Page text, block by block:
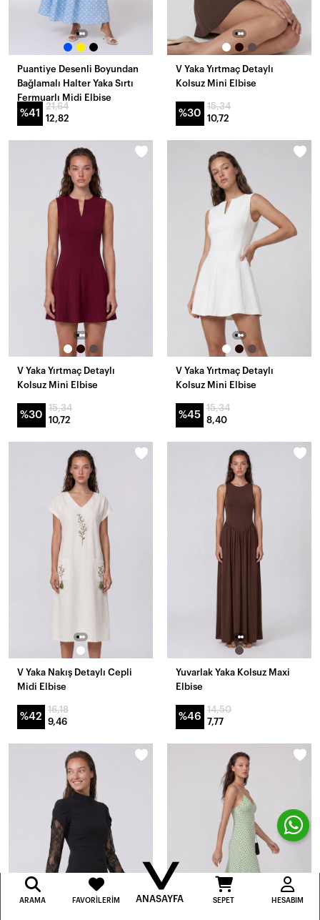
Puantiye Desenli Boyundan
Bağlamalı Halter Yaka Sırtı
Fermuarlı Midi Elbise
%41
21,64
12,82
V Yaka Yırtmaç Detaylı
Kolsuz Mini Elbise
%30
15,34
10,72
V Yaka Yırtmaç Detaylı
Kolsuz Mini Elbise
%30
15,34
10,72
V Yaka Yırtmaç Detaylı
Kolsuz Mini Elbise
%45
15,34
8,40
V Yaka Nakış Detaylı Cepli
Midi Elbise
%42
16,18
9,46
Yuvarlak Yaka Kolsuz Maxi
Elbise
%46
14,50
7,77
ARAMA FAVORILERIM ANASAYFA SEPET HESABIM